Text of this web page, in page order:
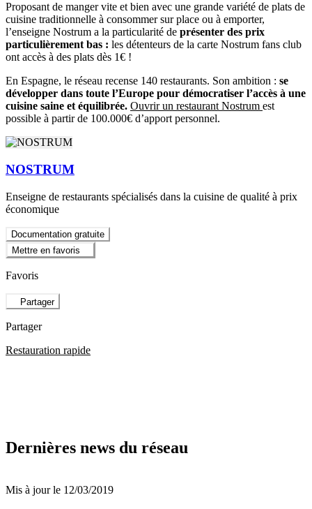
Proposant de manger vite et bien avec une grande variété de plats de
cuisine traditionnelle à consommer sur place ou à emporter,
l’enseigne Nostrum a la particularité de présenter des prix
particulièrement bas : les détenteurs de la carte Nostrum fans club
ont accès à des plats dès 1€ !
En Espagne, le réseau recense 140 restaurants. Son ambition : se
développer dans toute l’Europe pour démocratiser l’accès à une
cuisine saine et équilibrée. Ouvrir un restaurant Nostrum est
possible à partir de 100.000€ d’apport personnel.
NOSTRUM
Enseigne de restaurants spécialisés dans la cuisine de qualité à prix
économique
Documentation gratuite
Mettre en favoris
Favoris
Partager
Partager
Restauration rapide
Dernières news du réseau
Mis à jour le 12/03/2019